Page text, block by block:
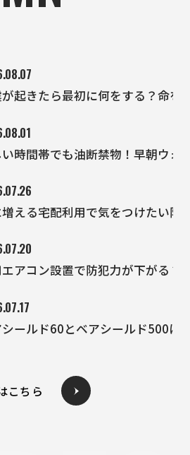
起きたら最初に何をする？命を
時間帯でも油断禁物！早朝ウォ
える宅配利用で気をつけたい防
アコン設置で防犯力が下がる？
ールド60とベアシールド500は
こちら